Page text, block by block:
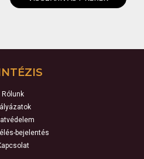
Rólunk
bejelentés